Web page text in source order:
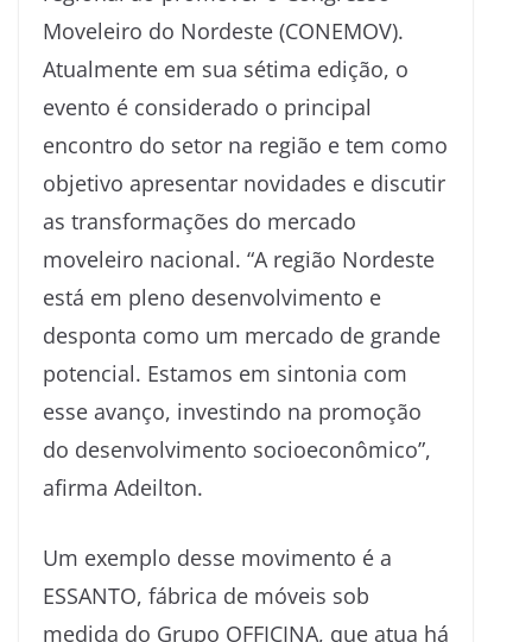
Moveleiro do Nordeste (CONEMOV).
Atualmente em sua sétima edição, o
evento é considerado o principal
encontro do setor na região e tem como
objetivo apresentar novidades e discutir
as transformações do mercado
moveleiro nacional. “A região Nordeste
está em pleno desenvolvimento e
desponta como um mercado de grande
potencial. Estamos em sintonia com
esse avanço, investindo na promoção
do desenvolvimento socioeconômico”,
afirma Adeilton.
Um exemplo desse movimento é a
ESSANTO, fábrica de móveis sob
medida do Grupo OFFICINA, que atua há